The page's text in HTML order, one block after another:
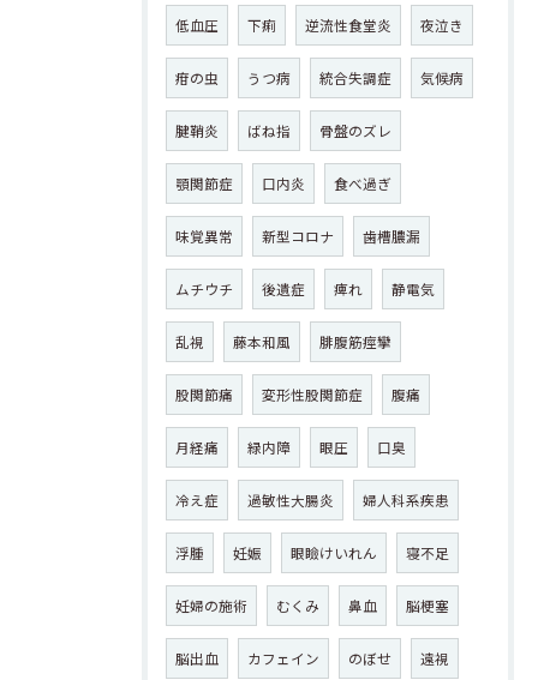
低血圧 下痢 逆流性食堂炎 夜泣き
疳の虫 うつ病 統合失調症 気候病
腱鞘炎 ばね指 骨盤のズレ
顎関節症 口内炎 食べ過ぎ
味覚異常 新型コロナ 歯槽膿漏
ムチウチ 後遺症 痺れ 静電気
乱視 藤本和風 腓腹筋痙攣
股関節痛 変形性股関節症 腹痛
月経痛 緑内障 眼圧 口臭
冷え症 過敏性大腸炎 婦人科系疾患
浮腫 妊娠 眼瞼けいれん 寝不足
妊婦の施術 むくみ 鼻血 脳梗塞
脳出血 カフェイン のぼせ 遠視